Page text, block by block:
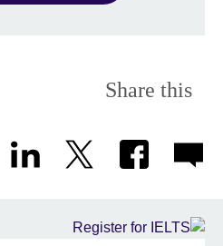
Share this